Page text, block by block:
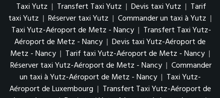
Taxi Yutz | Transfert Taxi Yutz | Devis taxi Yutz | Tarif
taxi Yutz | Réserver taxi Yutz | Commander un taxi à Yutz |
Taxi Yutz-Aéroport de Metz - Nancy | Transfert Taxi Yutz-
Aéroport de Metz - Nancy | Devis taxi Yutz-Aéroport de
Metz - Nancy | Tarif taxi Yutz-Aéroport de Metz - Nancy |
Réserver taxi Yutz-Aéroport de Metz - Nancy | Commander
un taxi à Yutz-Aéroport de Metz - Nancy | Taxi Yutz-
Aéroport de Luxembourg | Transfert Taxi Yutz-Aéroport de